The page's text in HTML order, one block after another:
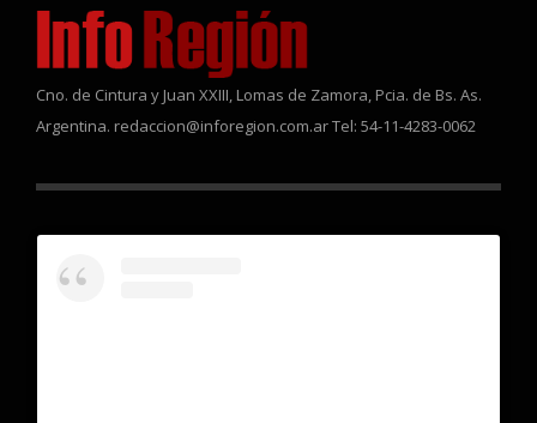
Cno. de Cintura y Juan XXIII, Lomas de Zamora, Pcia. de Bs. As.
Argentina. redaccion@inforegion.com.ar Tel: 54-11-4283-0062